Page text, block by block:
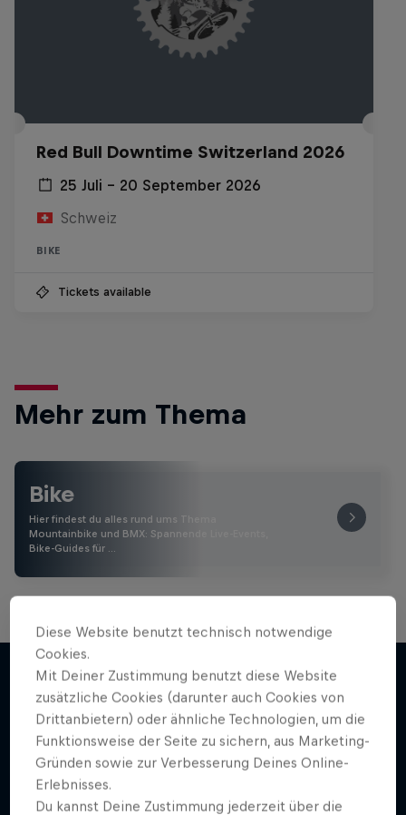
Red Bull Downtime Switzerland 2026
25 Juli – 20 September 2026
Schweiz
BIKE
Tickets available
Mehr zum Thema
Bike
Hier findest du alles rund ums Thema
Mountainbike und BMX: Spannende Live-Events,
Bike-Guides für …
Mehr davon
Diese Website benutzt technisch notwendige
Cookies.
Mit Deiner Zustimmung benutzt diese Website
zusätzliche Cookies (darunter auch Cookies von
Drittanbietern) oder ähnliche Technologien, um die
Funktionsweise der Seite zu sichern, aus Marketing-
Gründen sowie zur Verbesserung Deines Online-
Erlebnisses.
Du kannst Deine Zustimmung jederzeit über die